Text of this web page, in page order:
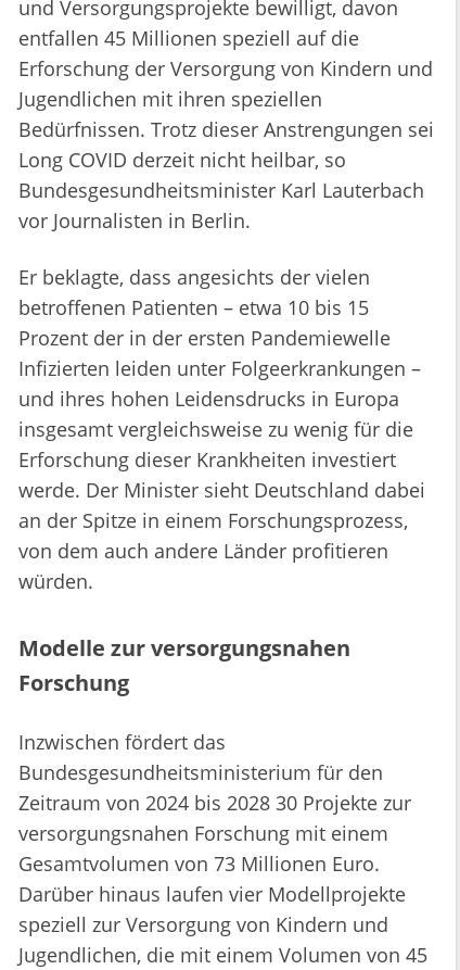
und Versorgungsprojekte bewilligt, davon
entfallen 45 Millionen speziell auf die
Erforschung der Versorgung von Kindern und
Jugendlichen mit ihren speziellen
Bedürfnissen. Trotz dieser Anstrengungen sei
Long COVID derzeit nicht heilbar, so
Bundesgesundheitsminister Karl Lauterbach
vor Journalisten in Berlin.
Er beklagte, dass angesichts der vielen
betroffenen Patienten – etwa 10 bis 15
Prozent der in der ersten Pandemiewelle
Infizierten leiden unter Folgeerkrankungen –
und ihres hohen Leidensdrucks in Europa
insgesamt vergleichsweise zu wenig für die
Erforschung dieser Krankheiten investiert
werde. Der Minister sieht Deutschland dabei
an der Spitze in einem Forschungsprozess,
von dem auch andere Länder profitieren
würden.
Modelle zur versorgungsnahen
Forschung
Inzwischen fördert das
Bundesgesundheitsministerium für den
Zeitraum von 2024 bis 2028 30 Projekte zur
versorgungsnahen Forschung mit einem
Gesamtvolumen von 73 Millionen Euro.
Darüber hinaus laufen vier Modellprojekte
speziell zur Versorgung von Kindern und
Jugendlichen, die mit einem Volumen von 45